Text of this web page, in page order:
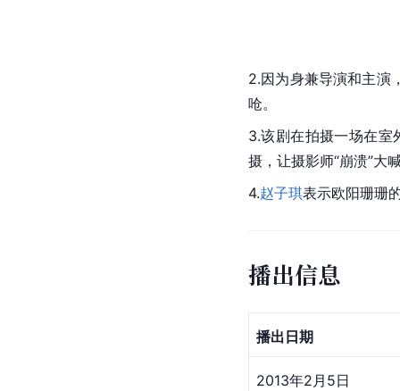
2.因为身兼导演和主演
呛。
3.该剧在拍摄一场在室
摄，让摄影师“崩溃”大
4.赵子琪表示欧阳珊珊
播出信息
播出日期
2013年2月5日